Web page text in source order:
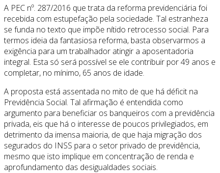
A PEC nº. 287/2016 que trata da reforma previdenciária foi
recebida com estupefação pela sociedade. Tal estranheza
se funda no texto que impõe nítido retrocesso social. Para
termos ideia da fantasiosa reforma, basta observarmos a
exigência para um trabalhador atingir a aposentadoria
integral. Esta só será possível se ele contribuir por 49 anos e
completar, no mínimo, 65 anos de idade.
A proposta está assentada no mito de que há déficit na
Previdência Social. Tal afirmação é entendida como
argumento para beneficiar os banqueiros com a previdência
privada, eis que há o interesse de poucos privilegiados, em
detrimento da imensa maioria, de que haja migração dos
segurados do INSS para o setor privado de previdência,
mesmo que isto implique em concentração de renda e
aprofundamento das desigualdades sociais.